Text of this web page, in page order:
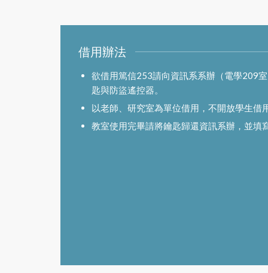
借用辦法
欲借用篤信253請向資訊系系辦（電學209
匙與防盜遙控器。
以老師、研究室為單位借用，不開放學生借
教室使用完畢請將鑰匙歸還資訊系辦，並填